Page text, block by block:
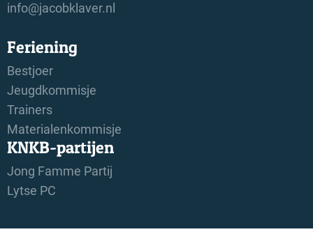
info@jacobklaver.nl
Feriening
Bestjoer
Jeugdkommisje
Trainers
Materialenkommisje
KNKB-partijen
Jong Famme Partij
Lytse PC